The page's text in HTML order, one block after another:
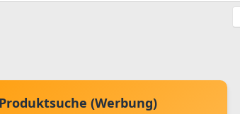
(Werbung)